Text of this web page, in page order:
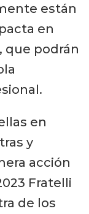
están
en
que podrán
en
y
acción
Fratelli
de los